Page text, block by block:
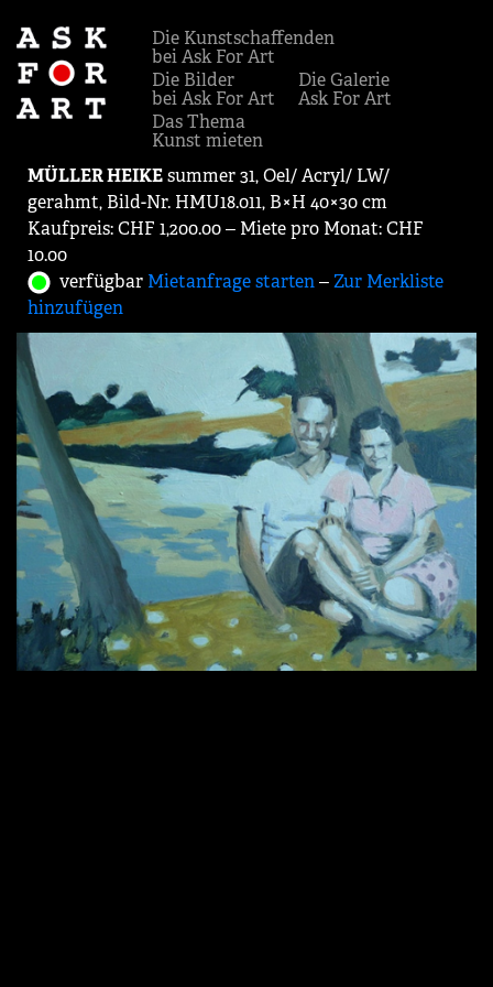
Die Kunstschaffenden
bei Ask For Art
Die Bilder
bei Ask For Art
Die Galerie
Ask For Art
Das Thema
Kunst mieten
MÜLLER HEIKEsummer 31, Oel/ Acryl/ LW/
gerahmt, Bild-Nr. HMU18.011, B×H 40×30 cm
Kaufpreis: CHF 1,200.00 ‒ Miete pro Monat: CHF
10.00
verfügbar Mietanfrage starten‒Zur Merkliste
hinzufügen